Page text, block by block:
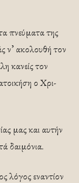
πνεύματα της
ν’ ακολουθή τον
κανείς τον
ο Χρι­
μας και αυτήν
δαι­μόνια.
λόγος ε­ναντίον